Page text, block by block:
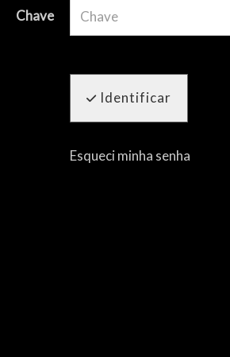
Chave
Identificar
Esqueci minha senha